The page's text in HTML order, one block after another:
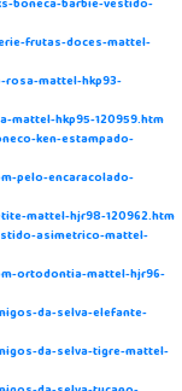
boneca-barbie-vestido-
frutas-doces-mattel-
mattel-hkp93-
mattel-hkp95-120959.htm
ken-estampado-
pelo-encaracolado-
mattel-hjr98-120962.htm
asimetrico-mattel-
ortodontia-mattel-hjr96-
da-selva-elefante-
da-selva-tigre-mattel-